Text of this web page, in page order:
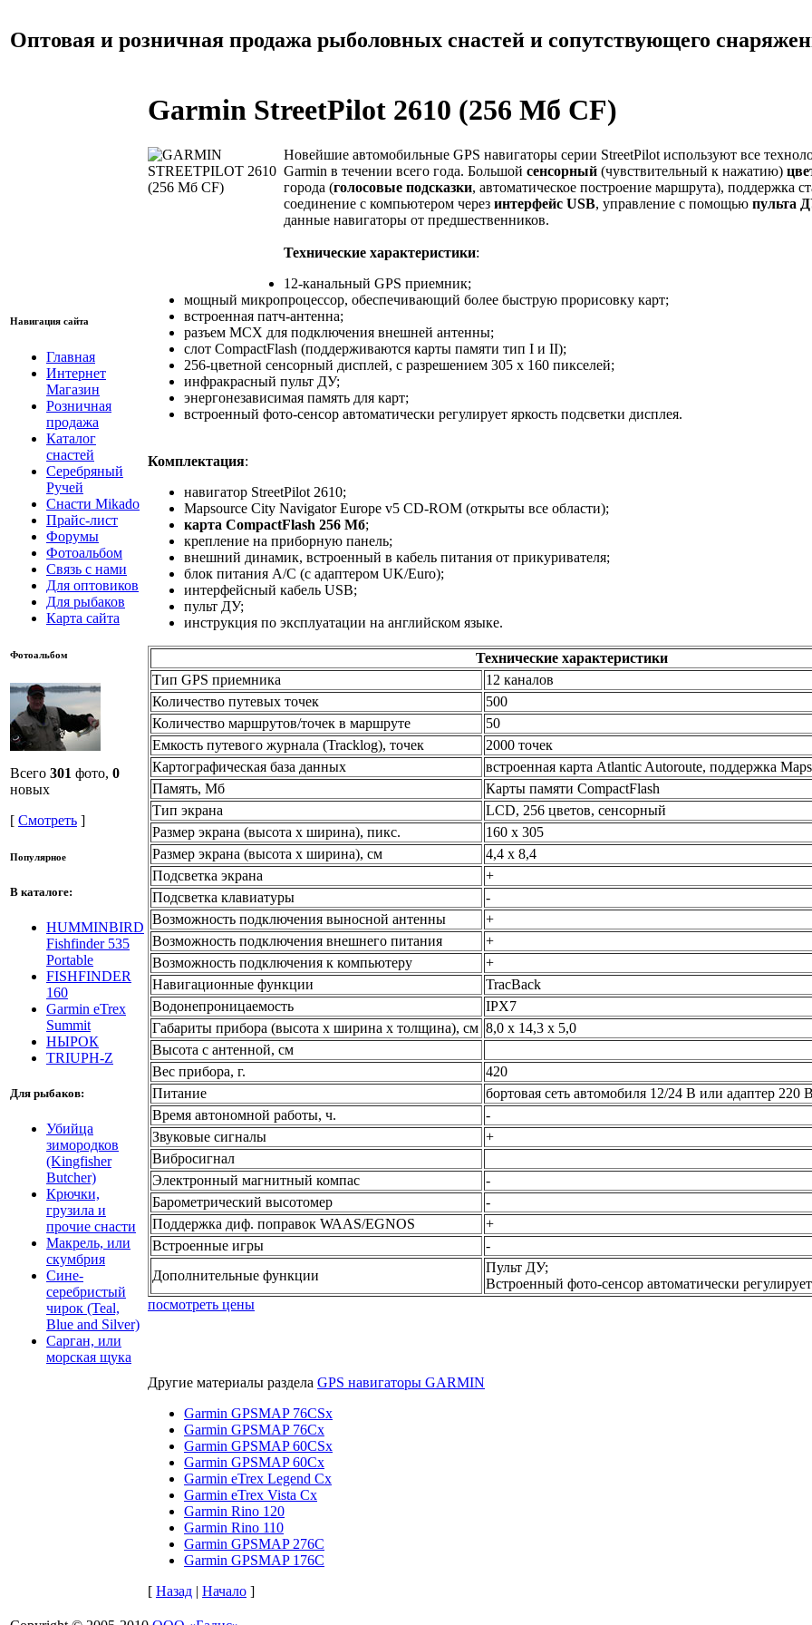
Оптовая и розничная продажа рыболовных снастей и сопутствующего
Навигация сайта
Главная
Интернет
Магазин
Розничная
продажа
Каталог
снастей
Серебряный
Ручей
Снасти Mikado
Прайс-лист
Форумы
Фотоальбом
Связь с нами
Для оптовиков
Для рыбаков
Карта сайта
Фотоальбом
Всего 301 фото, 0
новых
[ Смотреть ]
Популярное
В каталоге:
HUMMINBIRD
Fishfinder 535
Portable
FISHFINDER
160
Garmin eTrex
Summit
НЫРОК
TRIUPH-Z
Для рыбаков:
Убийца
зимородков
(Kingfisher
Butcher)
Крючки,
грузила и
прочие снасти
Макрель, или
скумбрия
Сине-
серебристый
чирок (Teal,
Blue and Silver)
Сарган, или
морская щука
Garmin StreetPilot 2610 (256 Мб CF)
Новейшие автомобильные GPS навигаторы серии StreetPilot используют все
Garmin в течении всего года. Большой сенсорный (чувствительный к нажатию)
города (голосовые подсказки, автоматическое построение маршрута), поддержка
соединение с компьютером через интерфейс USB, управление с помощью пульта
данные навигаторы от предшественников.
Технические характеристики:
12-канальный GPS приемник;
мощный микропроцессор, обеспечивающий более быструю прорисовку карт;
встроенная патч-антенна;
разъем MCX для подключения внешней антенны;
слот CompactFlash (поддерживаются карты памяти тип I и II);
256-цветной сенсорный дисплей, с разрешением 305 x 160 пикселей;
инфракрасный пульт ДУ;
энергонезависимая память для карт;
встроенный фото-сенсор автоматически регулирует яркость подсветки дисплея.
Комплектация:
навигатор StreetPilot 2610;
Mapsource City Navigator Europe v5 CD-ROM (открыты все области);
карта CompactFlash 256 Мб;
крепление на приборную панель;
внешний динамик, встроенный в кабель питания от прикуривателя;
блок питания A/C (с адаптером UK/Euro);
интерфейсный кабель USB;
пульт ДУ;
инструкция по эксплуатации на английском языке.
Технические характеристики
Тип GPS приемника
12 каналов
Количество путевых точек
500
Количество маршрутов/точек в маршруте
50
Емкость путевого журнала (Tracklog), точек
2000 точек
Картографическая база данных
встроенная карта Atlantic Autoroute, поддержка
Память, Мб
Карты памяти CompactFlash
Тип экрана
LCD, 256 цветов, сенсорный
Размер экрана (высота х ширина), пикс.
160 х 305
Размер экрана (высота х ширина), см
4,4 х 8,4
Подсветка экрана
+
Подсветка клавиатуры
-
Возможность подключения выносной антенны
+
Возможность подключения внешнего питания
+
Возможность подключения к компьютеру
+
Навигационные функции
TracBack
Водонепроницаемость
IPX7
Габариты прибора (высота х ширина х толщина), см 8,0 х 14,3 х 5,0
Высота с антенной, см
Вес прибора, г.
420
Питание
бортовая сеть автомобиля 12/24 В или адаптер 220
Время автономной работы, ч.
-
Звуковые сигналы
+
Вибросигнал
Электронный магнитный компас
-
Барометрический высотомер
-
Поддержка диф. поправок WAAS/EGNOS
+
Встроенные игры
-
Дополнительные функции
Пульт ДУ;
Встроенный фото-сенсор автоматически
посмотреть цены
Другие материалы раздела GPS навигаторы GARMIN
Garmin GPSMAP 76CSx
Garmin GPSMAP 76Cx
Garmin GPSMAP 60CSx
Garmin GPSMAP 60Cx
Garmin eTrex Legend Cx
Garmin eTrex Vista Cx
Garmin Rino 120
Garmin Rino 110
Garmin GPSMAP 276C
Garmin GPSMAP 176С
[ Назад | Начало ]